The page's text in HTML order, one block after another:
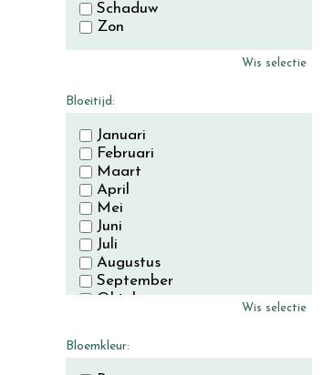
Schaduw
Zon
Wis selectie
Bloeitijd:
Januari
Februari
Maart
April
Mei
Juni
Juli
Augustus
September
Oktober
Wis selectie
Bloemkleur: